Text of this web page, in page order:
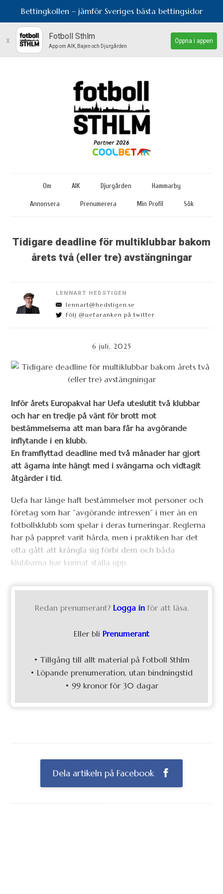
Bettingkollen – jämför Sveriges bästa bettingsidor
x Fotboll Sthlm
App om AIK, Bajen och Djurgården
Öppna i appen
Om AIK Djurgården Hammarby
Annonsera Prenumerera Min Profil Sök
Tidigare deadline för multiklubbar bakom
årets två (eller tre) avstängningar
LENNART HEDSTIGEN
lennart@hedstigen.se
Följ @uefaranken på twitter
6 juli, 2025
Inför årets Europakval har Uefa uteslutit två klubbar
och har en tredje på vänt för brott mot
bestämmelserna att man bara får ha avgörande
inflytande i en klubb.
En framflyttad deadline med två månader har gjort
att ägarna inte hängt med i svängarna och vidtagit
åtgärder i tid.
Uefa har länge haft bestämmelser mot personer och
företag som har ”avgörande intressen” i mer än en
fotbollsklubb som spelar i deras turneringar. Reglerna
har på pappret varit hårda, men i praktiken har det
ofta gått att krångla sig förbi dem och båda
klubbarna har kunnat ställa upp.
Redan prenumerant? Logga in för att läsa.
Eller bli Prenumerant
• Tillgång till allt material på Fotboll Sthlm
• Löpande prenumeration, utan bindningstid
• 99 kronor för 30 dagar
Dela artikeln på Facebook